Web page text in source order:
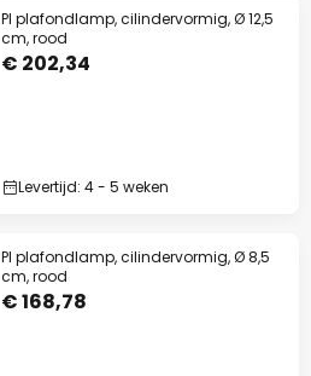
PI plafondlamp, cilindervormig, Ø 12,5
cm, rood
€ 202,34
Levertijd: 4 - 5 weken
PI plafondlamp, cilindervormig, Ø 8,5
cm, rood
€ 168,78